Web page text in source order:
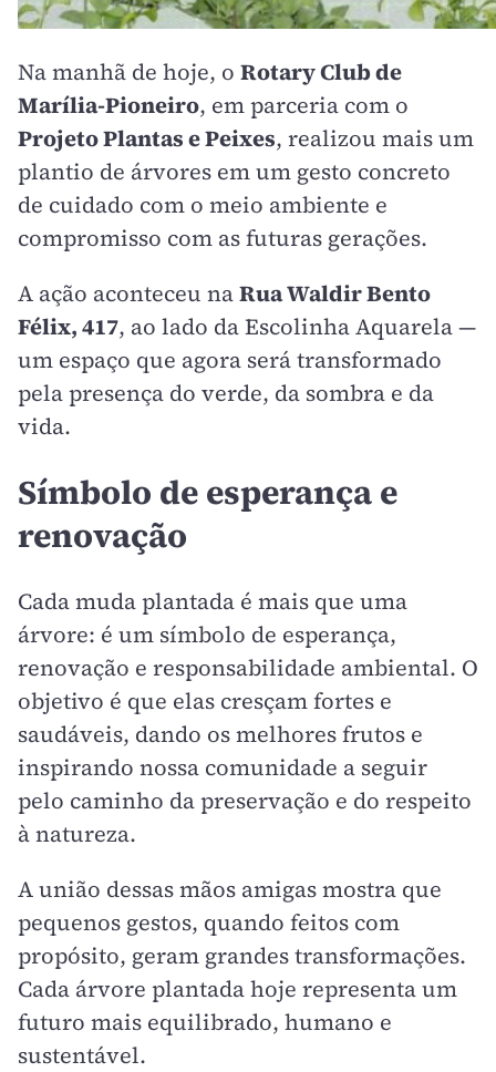
Na manhã de hoje, o Rotary Club de
Marília-Pioneiro, em parceria com o
Projeto Plantas e Peixes, realizou mais um
plantio de árvores em um gesto concreto
de cuidado com o meio ambiente e
compromisso com as futuras gerações.
A ação aconteceu naRua Waldir Bento
Félix, 417, ao lado da Escolinha Aquarela —
um espaço que agora será transformado
pela presença do verde, da sombra e da
vida.
Símbolo de esperança e
renovação
Cada muda plantada é mais que uma
árvore: é um símbolo de esperança,
renovação e responsabilidade ambiental. O
objetivo é que elas cresçam fortes e
saudáveis, dando os melhores frutos e
inspirando nossa comunidade a seguir
pelo caminho da preservação e do respeito
à natureza.
A união dessas mãos amigas mostra que
pequenos gestos, quando feitos com
propósito, geram grandes transformações.
Cada árvore plantada hoje representa um
futuro mais equilibrado, humano e
sustentável.